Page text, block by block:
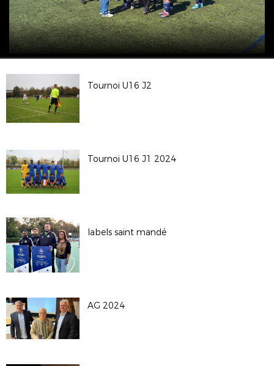
Tournoi U16 J2
Tournoi U16 J1 2024
labels saint mandé
AG 2024